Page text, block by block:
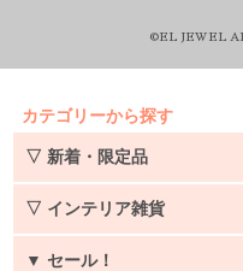
©EL JEWEL
カテゴリーから探す
▽ 新着・限定品
▽ インテリア雑貨
▼ セール！